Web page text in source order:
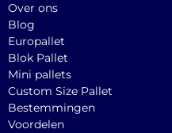
Over ons
Blog
Europallet
Blok Pallet
Mini pallets
Custom Size Pallet
Bestemmingen
Voordelen